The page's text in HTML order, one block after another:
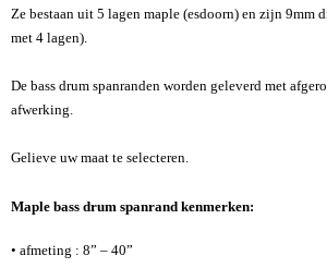
Ze bestaan uit 5 lagen maple (esdoorn) en zijn 9mm
met 4 lagen).
De bass drum spanranden worden geleverd met
afwerking.
Gelieve uw maat te selecteren.
Maple bass drum spanrand kenmerken:
• afmeting : 8” – 40”